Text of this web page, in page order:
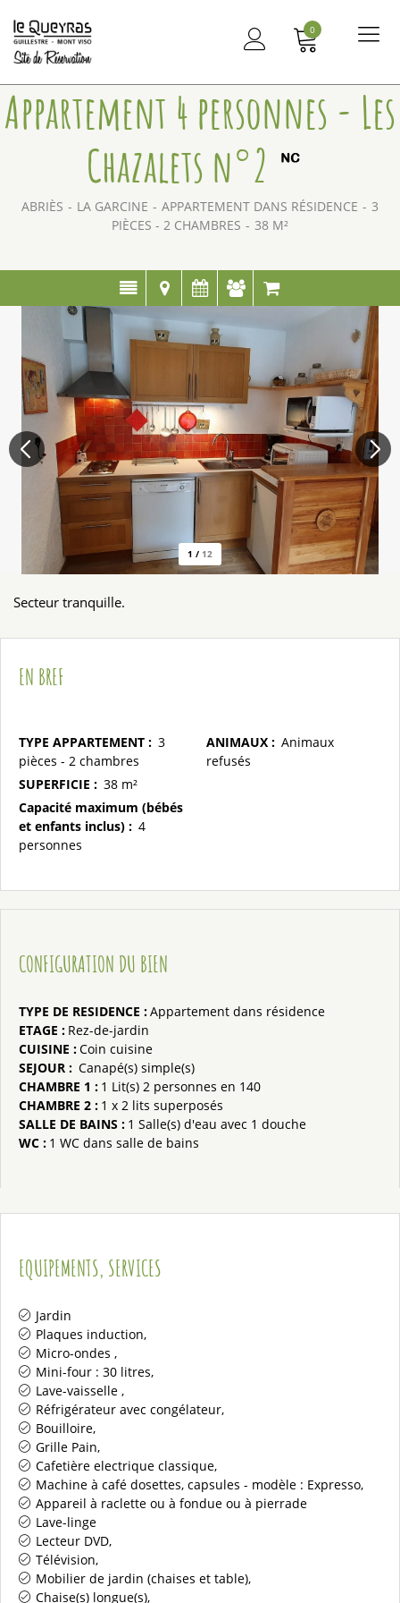
0
Appartement 4 personnes - Les
Chazalets n°2
ABRIÈS LA GARCINE APPARTEMENT DANS RÉSIDENCE
3
PIÈCES - 2 CHAMBRES
38 M²
1 / 12
Secteur tranquille.
EN BREF
TYPE APPARTEMENT : 3
pièces - 2 chambres
SUPERFICIE : 38 m²
Capacité maximum (bébés
et enfants inclus) : 4
personnes
ANIMAUX : Animaux
refusés
CONFIGURATION DU BIEN
TYPE DE RESIDENCE :Appartement dans résidence
ETAGE : Rez-de-jardin
CUISINE :Coin cuisine
SEJOUR : Canapé(s) simple(s)
CHAMBRE 1 : 1 Lit(s) 2 personnes en 140
CHAMBRE 2 : 1 x 2 lits superposés
SALLE DE BAINS : 1 Salle(s) d'eau avec 1 douche
WC : 1 WC dans salle de bains
EQUIPEMENTS, SERVICES
Jardin
Plaques induction
Micro-ondes
Mini-four : 30 litres
Lave-vaisselle
Réfrigérateur avec congélateur
Bouilloire
Grille Pain
Cafetière electrique classique
Machine à café dosettes, capsules - modèle : Expresso
Appareil à raclette ou à fondue ou à pierrade
Lave-linge
Lecteur DVD
Télévision
Mobilier de jardin (chaises et table)
Chaise(s) longue(s)